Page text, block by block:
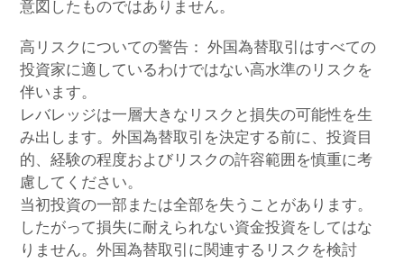
意図したものではありません。
高リスクについての警告： 外国為替取引はすべての
投資家に適しているわけではない高水準のリスクを
伴います。
レバレッジは一層大きなリスクと損失の可能性を生
み出します。外国為替取引を決定する前に、投資目
的、経験の程度およびリスクの許容範囲を慎重に考
慮してください。
当初投資の一部または全部を失うことがあります。
したがって損失に耐えられない資金投資をしてはな
りません。外国為替取引に関連するリスクを検討